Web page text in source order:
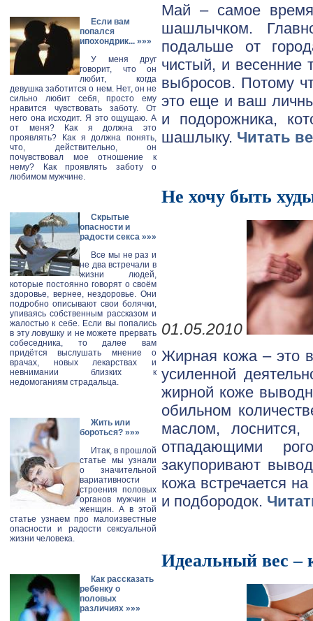
Если вам
попался
ипохондрик... »»»
У меня друг
говорит, что он
любит, когда
девушка заботится о нем. Нет, он не
сильно любит себя, просто ему
нравится чувствовать заботу. От
него она исходит. Я это ощущаю. А
от меня? Как я должна это
проявлять? Как я должна понять,
что, действительно, он
почувствовал мое отношение к
нему? Как проявлять заботу о
любимом мужчине.
Скрытые
опасности и
радости секса »»»
Все мы не раз и
не два встречали в
жизни людей,
которые постоянно говорят о своём
здоровье, вернее, нездоровье. Они
подробно описывают свои болячки,
упиваясь собственным рассказом и
жалостью к себе. Если вы попались
в эту ловушку и не можете прервать
собеседника, то далее вам
придётся выслушать мнение о
врачах, новых лекарствах и
невнимании близких к
недомоганиям страдальца.
Жить или
бороться? »»»
Итак, в прошлой
статье мы узнали
о значительной
вариативности
строения половых
органов мужчин и
женщин. А в этой
статье узнаем про малоизвестные
опасности и радости сексуальной
жизни человека.
Как рассказать
ребенку о
половых
различиях »»»
Май – самое
шашлычком.
подальше от
чистый, и весенние
выбросов. Потому
это еще и ваш
и подорожника,
шашлыку. Читать
Не хочу быть
01.05.2010
Жирная кожа – это
усиленной
жирной коже
обильном
маслом,
отпадающими
закупоривают
кожа встречается
и подбородок.
Идеальный вес –